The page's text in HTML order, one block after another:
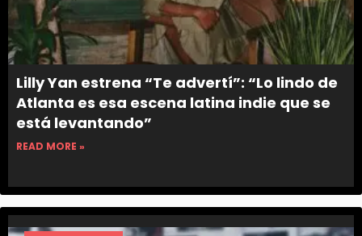
Lilly Yan estrena “Te advertí”: “Lo lindo de
Atlanta es esa escena latina indie que se
está levantando”
READ MORE »